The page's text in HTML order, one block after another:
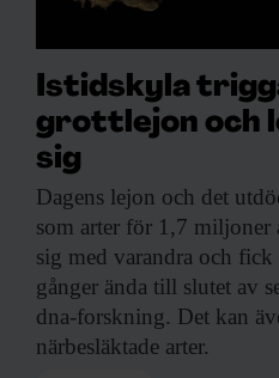
Istidskyla
grottlejon och
sig
Dagens lejon och det
som arter för 1,7 miljoner
sig med varandra och
gånger ända till slutet av
dna-forskning. Det kan
närbesläktade arter.